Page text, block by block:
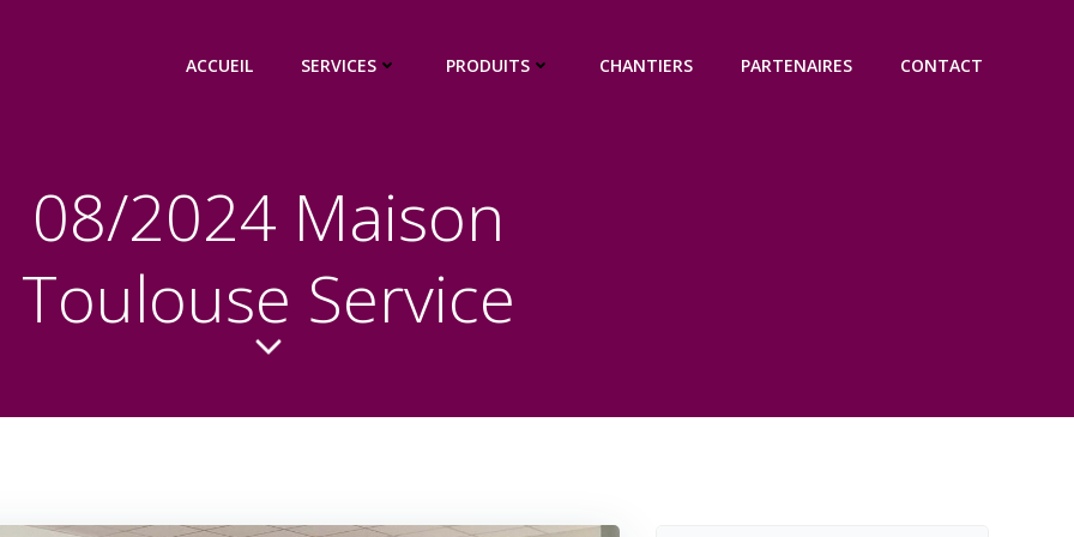
ACCUEIL SERVICES PRODUITS CHANTIERS PARTENAIRES CONTACT
08/2024 Maison
Toulouse Service